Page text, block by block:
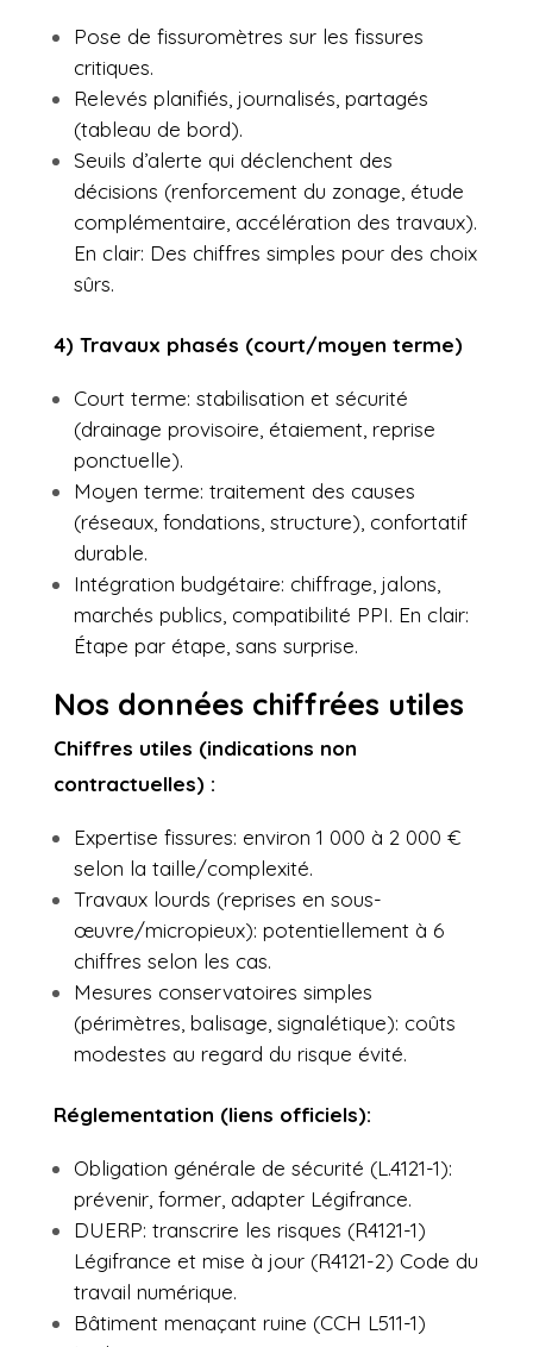
Pose de fissuromètres sur les fissures
critiques.
Relevés planifiés, journalisés, partagés
(tableau de bord).
Seuils d’alerte qui déclenchent des
décisions (renforcement du zonage, étude
complémentaire, accélération des travaux).
En clair: Des chiffres simples pour des choix
sûrs.
4) Travaux phasés (court/moyen terme)
Court terme: stabilisation et sécurité
(drainage provisoire, étaiement, reprise
ponctuelle).
Moyen terme: traitement des causes
(réseaux, fondations, structure), confortatif
durable.
Intégration budgétaire: chiffrage, jalons,
marchés publics, compatibilité PPI. En clair:
Étape par étape, sans surprise.
Nos données chiffrées utiles
Chiffres utiles (indications non
contractuelles) :
Expertise fissures: environ 1 000 à 2 000 €
selon la taille/complexité.
Travaux lourds (reprises en sous-
œuvre/micropieux): potentiellement à 6
chiffres selon les cas.
Mesures conservatoires simples
(périmètres, balisage, signalétique): coûts
modestes au regard du risque évité.
Réglementation (liens officiels):
Obligation générale de sécurité (L.4121-1):
prévenir, former, adapter Légifrance.
DUERP: transcrire les risques (R4121-1)
Légifrance et mise à jour (R4121-2) Code du
travail numérique.
Bâtiment menaçant ruine (CCH L511-1)